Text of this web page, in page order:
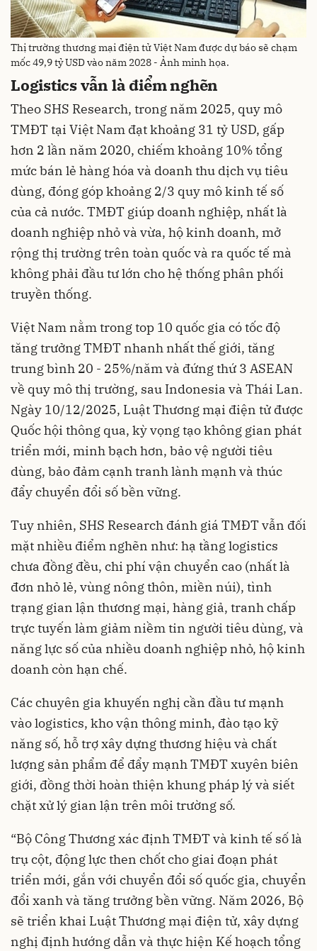
Thị trường thương mại điện tử Việt Nam được dự báo sẽ chạm
mốc 49,9 tỷ USD vào năm 2028 - Ảnh minh họa.
Logistics vẫn là điểm nghẽn
Theo SHS Research, trong năm 2025, quy mô
TMĐT tại Việt Nam đạt khoảng 31 tỷ USD, gấp
hơn 2 lần năm 2020, chiếm khoảng 10% tổng
mức bán lẻ hàng hóa và doanh thu dịch vụ tiêu
dùng, đóng góp khoảng 2/3 quy mô kinh tế số
của cả nước. TMĐT giúp doanh nghiệp, nhất là
doanh nghiệp nhỏ và vừa, hộ kinh doanh, mở
rộng thị trường trên toàn quốc và ra quốc tế mà
không phải đầu tư lớn cho hệ thống phân phối
truyền thống.
Việt Nam nằm trong top 10 quốc gia có tốc độ
tăng trưởng TMĐT nhanh nhất thế giới, tăng
trung bình 20 - 25%/năm và đứng thứ 3 ASEAN
về quy mô thị trường, sau Indonesia và Thái Lan.
Ngày 10/12/2025, Luật Thương mại điện tử được
Quốc hội thông qua, kỳ vọng tạo không gian phát
triển mới, minh bạch hơn, bảo vệ người tiêu
dùng, bảo đảm cạnh tranh lành mạnh và thúc
đẩy chuyển đổi số bền vững.
Tuy nhiên, SHS Research đánh giá TMĐT vẫn đối
mặt nhiều điểm nghẽn như: hạ tầng logistics
chưa đồng đều, chi phí vận chuyển cao (nhất là
đơn nhỏ lẻ, vùng nông thôn, miền núi), tình
trạng gian lận thương mại, hàng giả, tranh chấp
trực tuyến làm giảm niềm tin người tiêu dùng, và
năng lực số của nhiều doanh nghiệp nhỏ, hộ kinh
doanh còn hạn chế.
Các chuyên gia khuyến nghị cần đầu tư mạnh
vào logistics, kho vận thông minh, đào tạo kỹ
năng số, hỗ trợ xây dựng thương hiệu và chất
lượng sản phẩm để đẩy mạnh TMĐT xuyên biên
giới, đồng thời hoàn thiện khung pháp lý và siết
chặt xử lý gian lận trên môi trường số.
“Bộ Công Thương xác định TMĐT và kinh tế số là
trụ cột, động lực then chốt cho giai đoạn phát
triển mới, gắn với chuyển đổi số quốc gia, chuyển
đổi xanh và tăng trưởng bền vững. Năm 2026, Bộ
sẽ triển khai Luật Thương mại điện tử, xây dựng
nghị định hướng dẫn và thực hiện Kế hoạch tổng